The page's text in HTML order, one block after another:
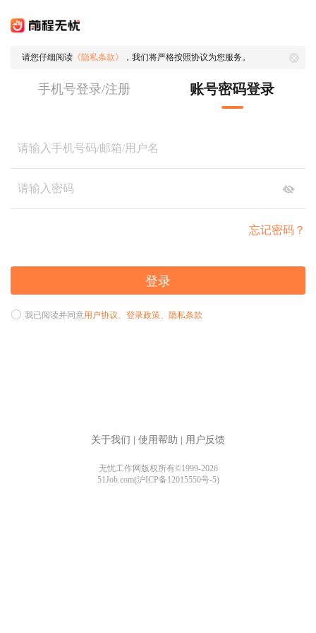
请您仔细阅读 《隐私条款》 ，我们将严格按照协议为您服务。
手机号登录/注册 账号密码登录
忘记密码？
登录
我已阅读并同意用户协议、 登录政策、 隐私条款
关于我们 使用帮助 用户反馈
无忧工作网版权所有©1999-2026
51Job.com(沪ICP备12015550号-5)